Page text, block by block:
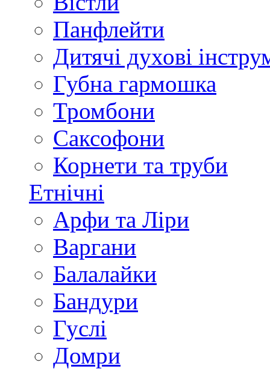
Панфлейти
Дитячі духові
Губна гармошка
Тромбони
Саксофони
Корнети та труби
Етнічні
Арфи та Ліри
Варгани
Балалайки
Бандури
Гуслі
Домри